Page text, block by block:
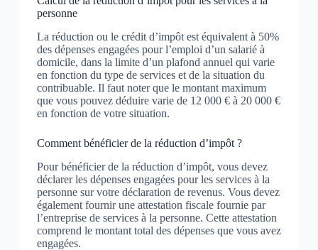
personne
La réduction ou le crédit d’impôt est équivalent à 50%
des dépenses engagées pour l’emploi d’un salarié à
domicile, dans la limite d’un plafond annuel qui varie
en fonction du type de services et de la situation du
contribuable. Il faut noter que le montant maximum
que vous pouvez déduire varie de 12 000 € à 20 000 €
en fonction de votre situation.
Comment bénéficier de la réduction d’impôt ?
Pour bénéficier de la réduction d’impôt, vous devez
déclarer les dépenses engagées pour les services à la
personne sur votre déclaration de revenus. Vous devez
également fournir une attestation fiscale fournie par
l’entreprise de services à la personne. Cette attestation
comprend le montant total des dépenses que vous avez
engagées.